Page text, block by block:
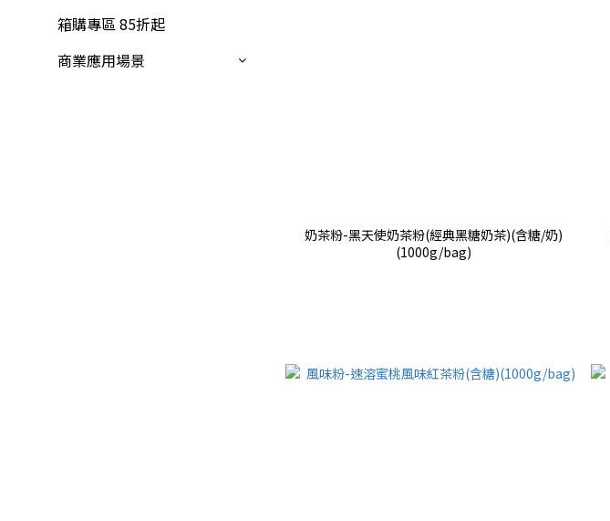
箱購專區 85折起
商業應用場景
奶茶粉-黑天使奶茶粉(經典黑糖奶茶)(含糖/奶)
(1000g/bag)